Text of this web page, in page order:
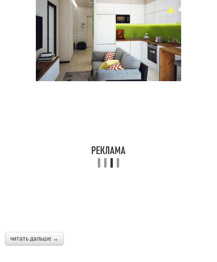
читать дальше →